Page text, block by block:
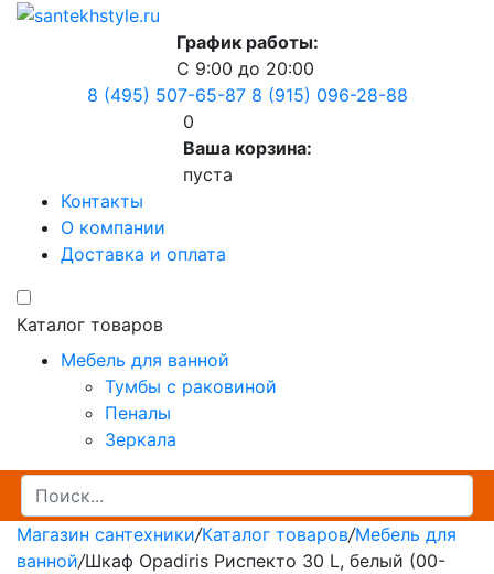
График работы:
С 9:00 до 20:00
8 (495) 507-65-87 8 (915) 096-28-88
0
Ваша корзина:
пуста
Каталог товаров
Мебель для ванной
Тумбы с раковиной
Пеналы
Зеркала
Контакты
О компании
Доставка и оплата
Магазин сантехники/Каталог товаров/Мебель для
ванной/Шкаф Opadiris Риспекто 30 L, белый (00-